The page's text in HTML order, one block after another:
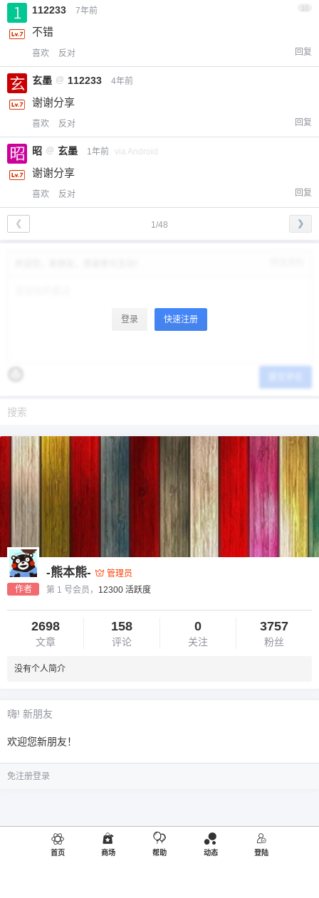
112233 7年前
不错
喜欢 反对 回复
玄墨 @ 112233 4年前
谢谢分享
喜欢 反对 回复
昭 @ 玄墨 1年前 via Android
谢谢分享
喜欢 反对 回复
1/48
❮ ❯
登录 快速注册
作者
-熊本熊-
管理员
第 1 号会员， 12300 活跃度
2698
文章
158
评论
0
关注
3757
粉丝
没有个人简介
嗨! 新朋友
欢迎您新朋友！
免注册登录
首页 商场 帮助 动态 登陆